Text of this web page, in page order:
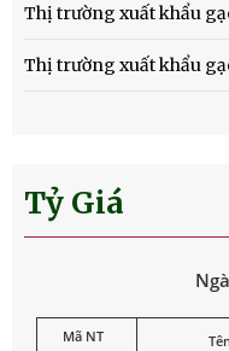
Thị trường xuất khẩu
Thị trường xuất khẩu
Tỷ Giá
Mã NT